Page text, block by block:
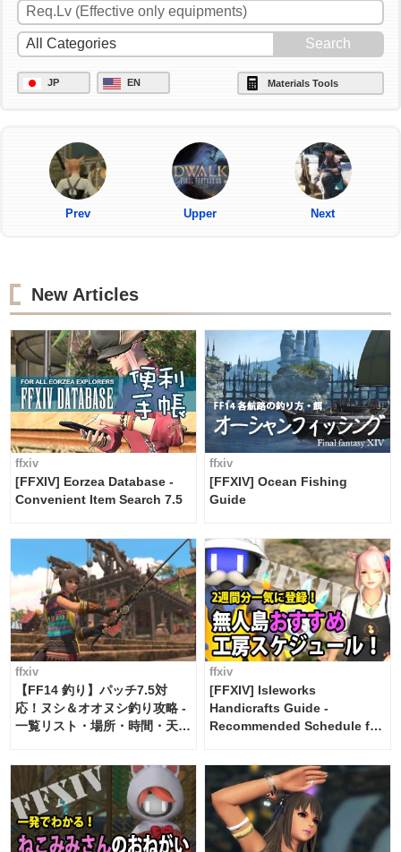
JP EN Materials Tools
Prev Upper Next
New Articles
ffxiv
[FFXIV] Eorzea Database -
Convenient Item Search 7.5
ffxiv
[FFXIV] Ocean Fishing
Guide
ffxiv
【FF14 釣り】パッチ7.5対
応！ヌシ＆オオヌシ釣り攻略 -
一覧リスト・場所・時間・天
ffxiv
[FFXIV] Isleworks
Handicrafts Guide -
Recommended Schedule for